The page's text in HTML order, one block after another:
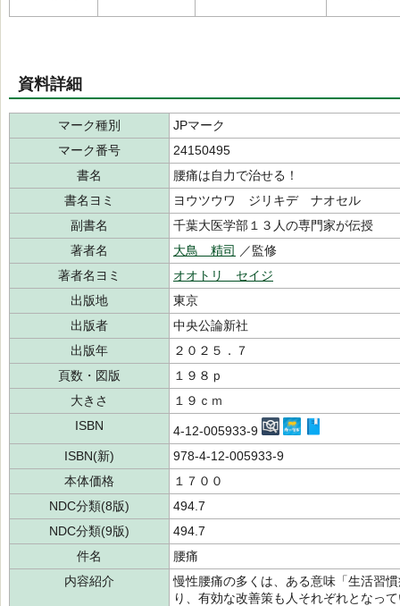
資料詳細
マーク種別
JPマーク
マーク番号
24150495
書名
腰痛は自力で治せる！
書名ヨミ
ヨウツウワ ジリキデ ナオセル
副書名
千葉大医学部１３人の専門家が伝授
著者名
大鳥 精司
／監修
著者名ヨミ
オオトリ セイジ
出版地
東京
出版者
中央公論新社
出版年
２０２５．７
頁数・図版
１９８ｐ
大きさ
１９ｃｍ
ISBN
4-12-005933-9
ISBN(新)
978-4-12-005933-9
本体価格
１７００
NDC分類(8版)
494.7
NDC分類(9版)
494.7
件名
腰痛
内容紹介
慢性腰痛の多くは、ある意味「生活習
り、有効な改善策も人それぞれとなっ